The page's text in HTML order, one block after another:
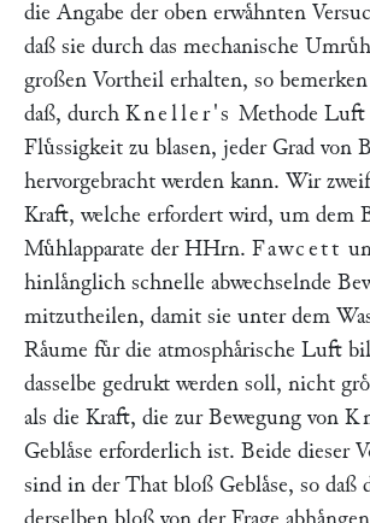
die Angabe der oben erwaͤhnten
daß sie durch das mechanische
großen Vortheil erhalten, so
daß, durch Kneller's Methode Luft
Fluͤssigkeit zu blasen, jeder Grad von
hervorgebracht werden kann. Wir
Kraft, welche erfordert wird, um dem
Muͤhlapparate der HHrn. Fawcett
hinlaͤnglich schnelle abwechselnde
mitzutheilen, damit sie unter dem
Raͤume fuͤr die atmosphaͤrische Luft
dasselbe gedrukt werden soll, nicht
als die Kraft, die zur Bewegung von
Geblaͤse erforderlich ist. Beide dieser
sind in der That bloß Geblaͤse, so daß